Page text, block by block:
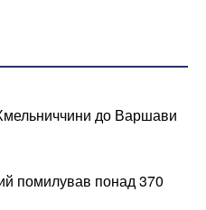
до Варшави
помилував понад 370